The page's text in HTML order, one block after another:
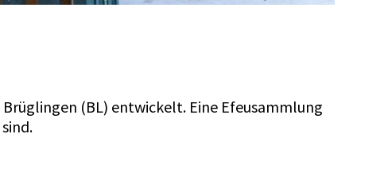
(BL) entwickelt. Eine Efeusammlung